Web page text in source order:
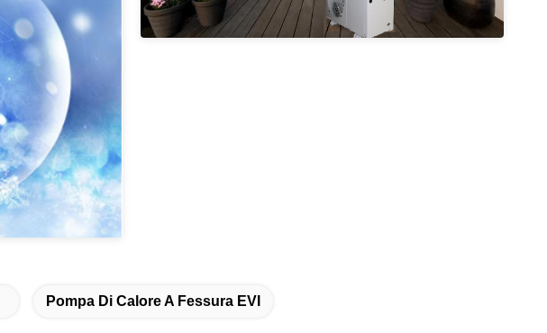
Pompa Di Calore A Fessura EVI